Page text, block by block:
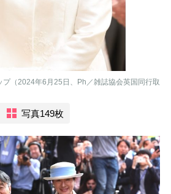
プ（2024年6月25日、Ph／雑誌協会英国同行取
写真149枚